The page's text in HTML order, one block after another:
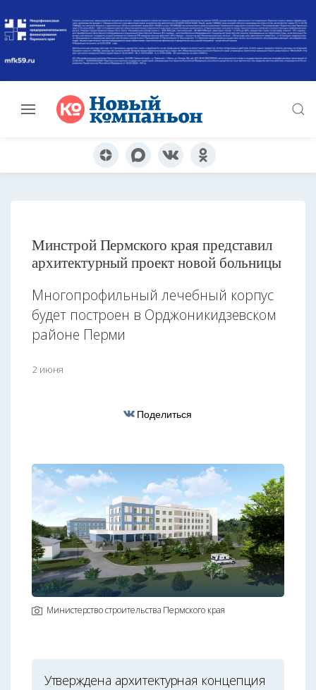
Минстрой Пермского края представил
архитектурный проект новой больницы
Многопрофильный лечебный корпус
будет построен в Орджоникидзевском
районе Перми
2 июня
Поделиться
Министерство строительства Пермского края
Утверждена архитектурная концепция